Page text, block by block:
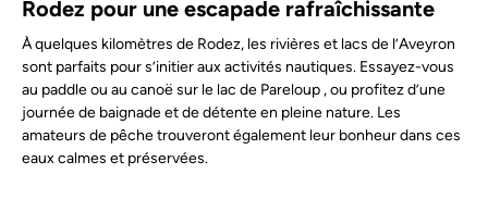
Rodez pour une escapade rafraîchissante
À quelques kilomètres de Rodez, les rivières et lacs de l’Aveyron
sont parfaits pour s’initier aux activités nautiques. Essayez-vous
au paddle ou au canoë sur le lac de Pareloup , ou profitez d’une
journée de baignade et de détente en pleine nature. Les
amateurs de pêche trouveront également leur bonheur dans ces
eaux calmes et préservées.